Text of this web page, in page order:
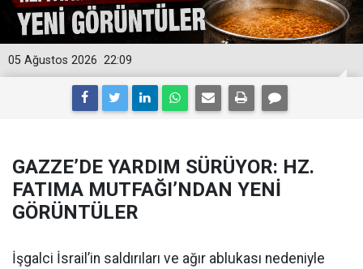
22:09
05 Ağustos 2026
GAZZE’DE YARDIM SÜRÜYOR: HZ.
FATIMA MUTFAĞI’NDAN YENİ
GÖRÜNTÜLER
İşgalci İsrail’in saldırıları ve ağır ablukası nedeniyle